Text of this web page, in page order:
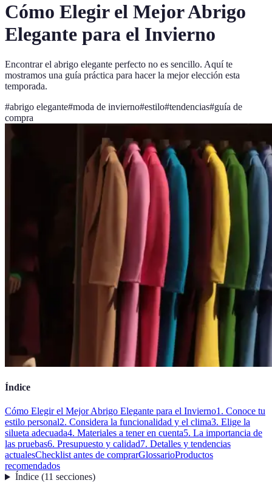
Cómo Elegir el Mejor Abrigo
Elegante para el Invierno
Encontrar el abrigo elegante perfecto no es sencillo. Aquí te
mostramos una guía práctica para hacer la mejor elección esta
temporada.
#abrigo elegante#moda de invierno#estilo#tendencias#guía de
compra
Índice
Cómo Elegir el Mejor Abrigo Elegante para el Invierno1. Conoce tu
estilo personal2. Considera la funcionalidad y el clima3. Elige la
silueta adecuada4. Materiales a tener en cuenta5. La importancia de
las pruebas6. Presupuesto y calidad7. Detalles y tendencias
actualesChecklist antes de comprarGlossarioProductos
recomendados
Índice(11 secciones)